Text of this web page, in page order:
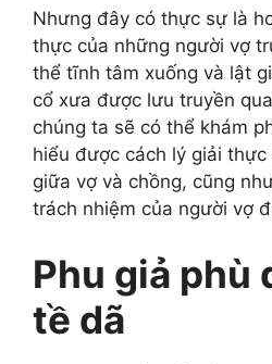
Nhưng đây có thực sự là
thực của những người vợ
thể tĩnh tâm xuống và lật
cổ xưa được lưu truyền
chúng ta sẽ có thể khám
hiểu được cách lý giải thực
giữa vợ và chồng, cũng
trách nhiệm của người vợ
Phu giả phù
tề dã